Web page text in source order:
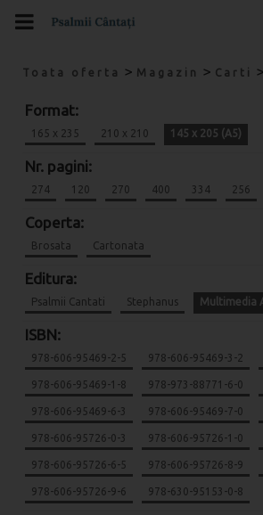
Toata oferta > Magazin > Carti >
Format:
165 x 235 210 x 210 145 x 205 (A5)
Nr. pagini:
274 120 270 400 334 256
Coperta:
Brosata Cartonata
Editura:
Psalmii Cantati Stephanus Multimedia
ISBN:
978-606-95469-2-5 978-606-95469-3-2
978-606-95469-1-8 978-973-88771-6-0
978-606-95469-6-3 978-606-95469-7-0
978-606-95726-0-3 978-606-95726-1-0
978-606-95726-6-5 978-606-95726-8-9
978-606-95726-9-6 978-630-95153-0-8